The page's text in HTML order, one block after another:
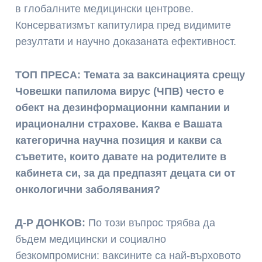
в глобалните медицински центрове.
Консерватизмът капитулира пред видимите
резултати и научно доказаната ефективност.
ТОП ПРЕСА: Темата за ваксинацията срещу
Човешки папилома вирус (ЧПВ) често е
обект на дезинформационни кампании и
ирационални страхове. Каква е Вашата
категорична научна позиция и какви са
съветите, които давате на родителите в
кабинета си, за да предпазят децата си от
онкологични заболявания?
Д-Р ДОНКОВ: По този въпрос трябва да
бъдем медицински и социално
безкомпромисни: ваксините са най-върховото